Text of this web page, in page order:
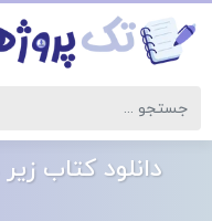
دانلود کتاب